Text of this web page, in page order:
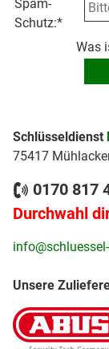
Spam-
Schutz:*
Was
Schlüsseldienst
75417
0170 817
Durchwahl
Unsere